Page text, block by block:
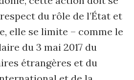
du rôle de l’État et
elle se limite – comme le
du 3 mai 2017 du
étrangères et du